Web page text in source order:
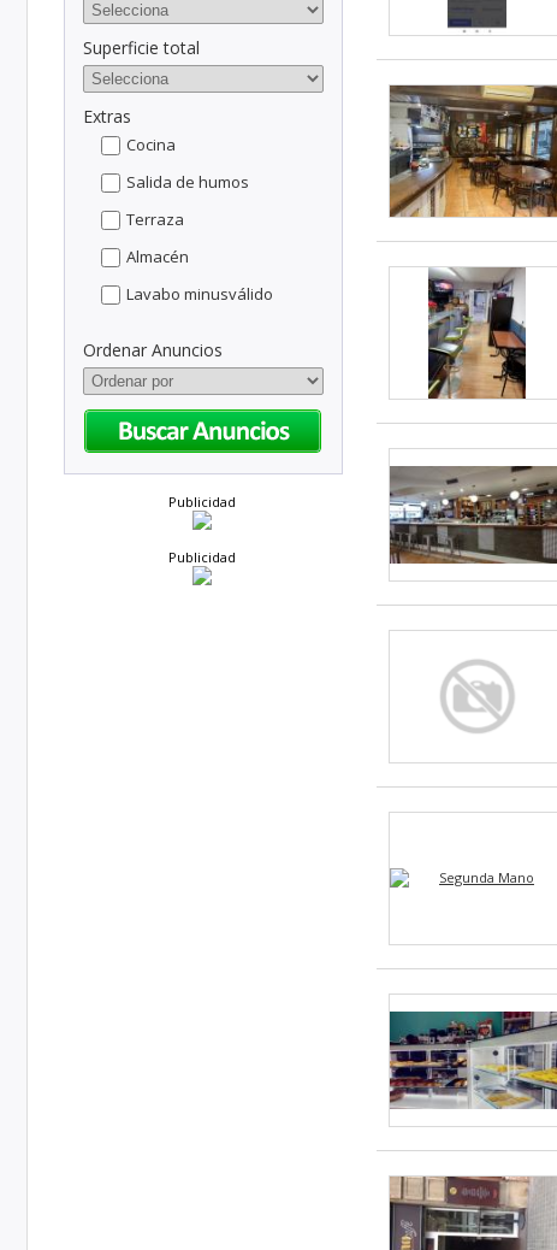
Superficie total
Extras
Cocina
Salida de humos
Terraza
Almacén
Lavabo minusválido
Ordenar Anuncios
Publicidad
Publicidad